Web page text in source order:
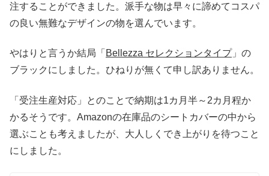
注することができました。派手な物は早々に諦めてコスパ
の良い無難なデザインの物を選んでいます。
やはりと言うか結局「 Bellezza セレクションタイプ」の
ブラックにしました。ひねりが無くて申し訳ありません。
「受注生産対応」とのことで納期は1カ月半～2カ月程か
かるそうです。Amazonの在庫品のシートカバーの中から
選ぶことも考えましたが、大人しくでき上がりを待つこと
にしました。